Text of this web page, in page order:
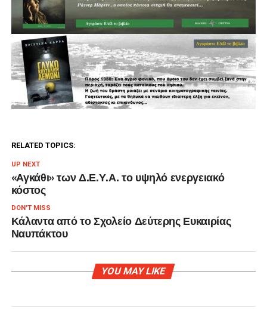
RELATED TOPICS:
UP NEXT
«Αγκάθι» των Δ.Ε.Υ.Α. το υψηλό ενεργειακό
κόστος
DON'T MISS
Κάλαντα από το Σχολείο Δεύτερης Ευκαιρίας
Ναυπάκτου
YOU MAY LIKE